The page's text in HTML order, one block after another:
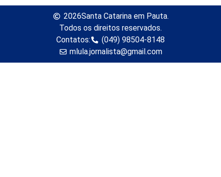
2026Santa Catarina em Pauta.
Todos os direitos reservados.
Contatos:
(049) 98504-8148
mlula.jornalista@gmail.com